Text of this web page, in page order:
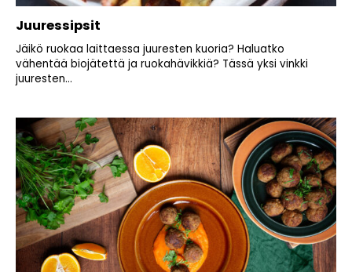
Juuressipsit
Jäikö ruokaa laittaessa juuresten kuoria? Haluatko
vähentää biojätettä ja ruokahävikkiä? Tässä yksi vinkki
juuresten...